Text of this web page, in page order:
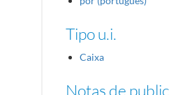
Tipo u.i.
Caixa
Notas de